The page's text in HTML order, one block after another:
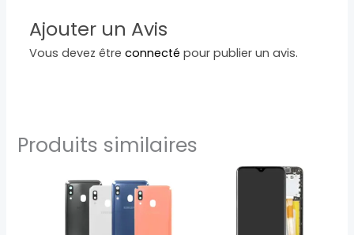
Ajouter un Avis
Vous devez êtreconnecté pour publier un avis.
Produits similaires
produit
a